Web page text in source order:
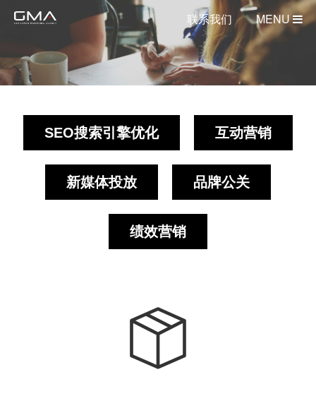
联系我们 MENU
SEO搜索引擎优化 互动营销
新媒体投放 品牌公关
绩效营销